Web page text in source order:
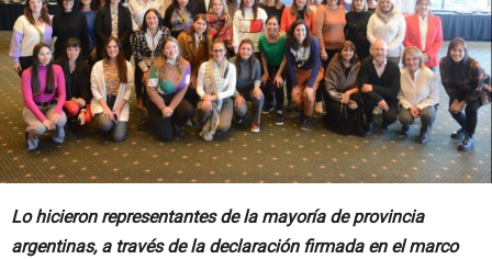
Lo hicieron representantes de la mayoría de provincia
argentinas, a través de la declaración firmada en el marco